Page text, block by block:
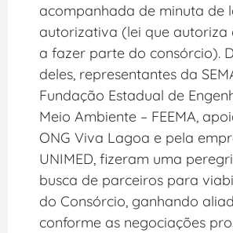
acompanhada de minuta de
autorizativa (lei que autoriza
a fazer parte do consórcio).
deles, representantes da
Fundação Estadual de
Meio Ambiente – FEEMA,
ONG Viva Lagoa e pela
UNIMED, fizeram uma
busca de parceiros para
do Consórcio, ganhando
conforme as negociações